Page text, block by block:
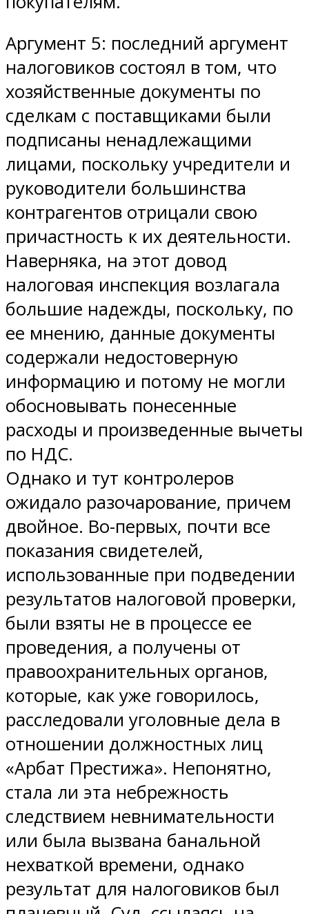
Аргумент 5: последний аргумент
налоговиков состоял в том, что
хозяйственные документы по
сделкам с поставщиками были
подписаны ненадлежащими
лицами, поскольку учредители и
руководители большинства
контрагентов отрицали свою
причастность к их деятельности.
Наверняка, на этот довод
налоговая инспекция возлагала
большие надежды, поскольку, по
ее мнению, данные документы
содержали недостоверную
информацию и потому не могли
обосновывать понесенные
расходы и произведенные вычеты
по НДС.
Однако и тут контролеров
ожидало разочарование, причем
двойное. Во-первых, почти все
показания свидетелей,
использованные при подведении
результатов налоговой проверки,
были взяты не в процессе ее
проведения, а получены от
правоохранительных органов,
которые, как уже говорилось,
расследовали уголовные дела в
отношении должностных лиц
«Арбат Престижа». Непонятно,
стала ли эта небрежность
следствием невнимательности
или была вызвана банальной
нехваткой времени, однако
результат для налоговиков был